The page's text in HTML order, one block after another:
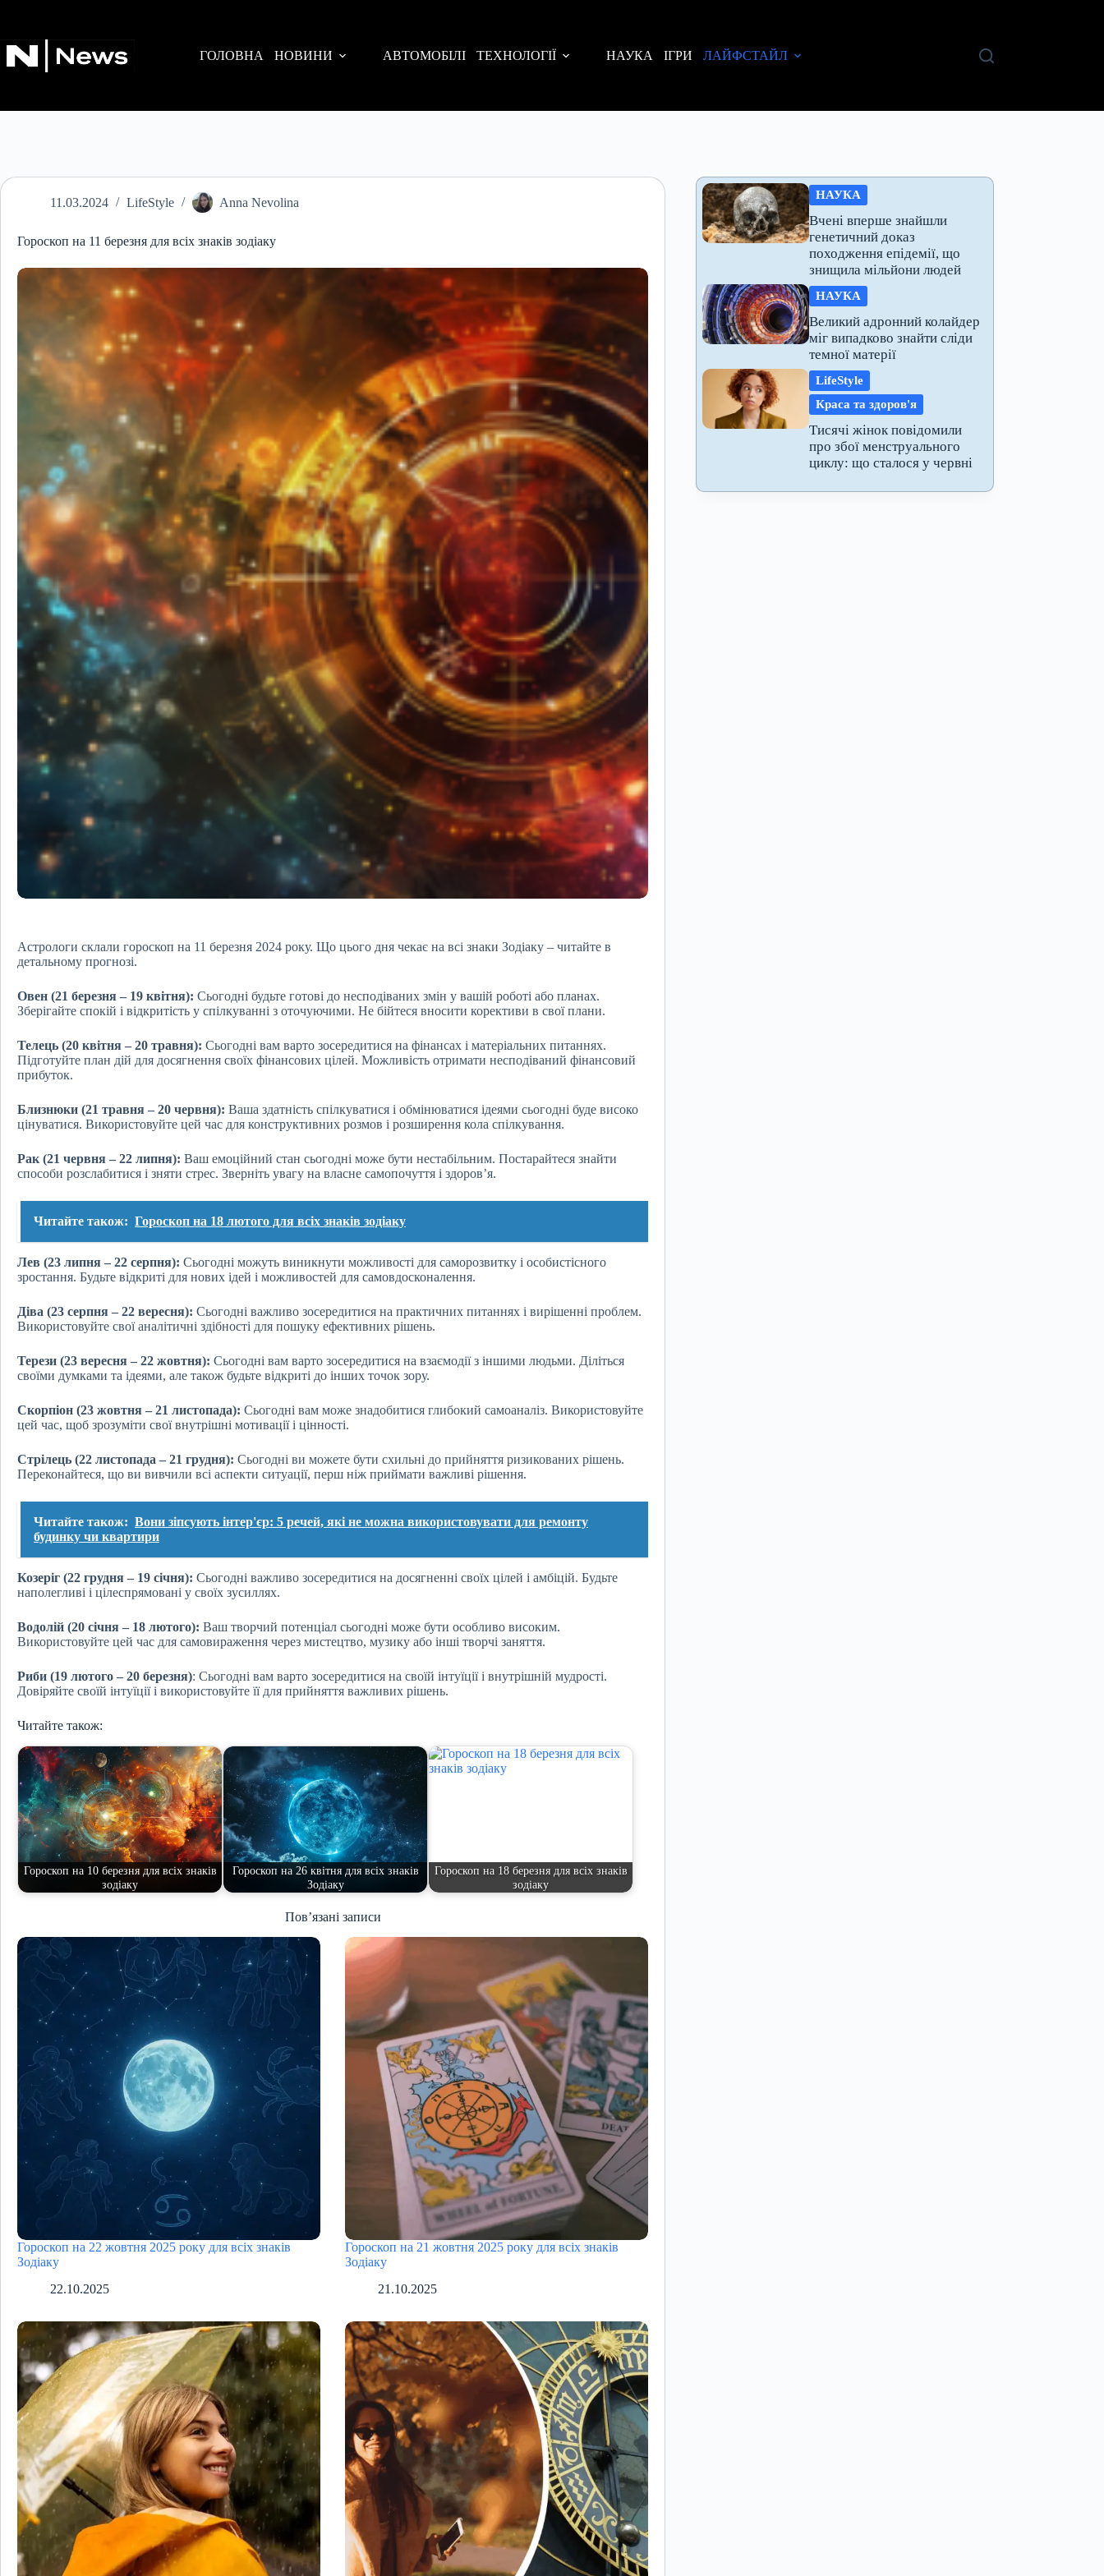
ГОЛОВНА
НОВИНИ АВТОМОБІЛІ ТЕХНОЛОГІЇ НАУКА ІГРИ ЛАЙФСТАЙЛ
11.03.2024 LifeStyle Anna Nevolina
Гороскоп на 11 березня для всіх знаків зодіаку
Астрологи склали гороскоп на 11 березня 2024 року. Що цього дня чекає на всі знаки Зодіаку – читайте в
детальному прогнозі.
Овен (21 березня – 19 квітня): Сьогодні будьте готові до несподіваних змін у вашій роботі або планах.
Зберігайте спокій і відкритість у спілкуванні з оточуючими. Не бійтеся вносити корективи в свої плани.
Телець (20 квітня – 20 травня): Сьогодні вам варто зосередитися на фінансах і матеріальних питаннях.
Підготуйте план дій для досягнення своїх фінансових цілей. Можливість отримати несподіваний фінансовий
прибуток.
Близнюки (21 травня – 20 червня): Ваша здатність спілкуватися і обмінюватися ідеями сьогодні буде високо
цінуватися. Використовуйте цей час для конструктивних розмов і розширення кола спілкування.
Рак (21 червня – 22 липня): Ваш емоційний стан сьогодні може бути нестабільним. Постарайтеся знайти
способи розслабитися і зняти стрес. Зверніть увагу на власне самопочуття і здоров’я.
Читайте також: Гороскоп на 18 лютого для всіх знаків зодіаку
Лев (23 липня – 22 серпня): Сьогодні можуть виникнути можливості для саморозвитку і особистісного
зростання. Будьте відкриті для нових ідей і можливостей для самовдосконалення.
Діва (23 серпня – 22 вересня): Сьогодні важливо зосередитися на практичних питаннях і вирішенні проблем.
Використовуйте свої аналітичні здібності для пошуку ефективних рішень.
Терези (23 вересня – 22 жовтня): Сьогодні вам варто зосередитися на взаємодії з іншими людьми. Діліться
своїми думками та ідеями, але також будьте відкриті до інших точок зору.
Скорпіон (23 жовтня – 21 листопада): Сьогодні вам може знадобитися глибокий самоаналіз. Використовуйте
цей час, щоб зрозуміти свої внутрішні мотивації і цінності.
Стрілець (22 листопада – 21 грудня): Сьогодні ви можете бути схильні до прийняття ризикованих рішень.
Переконайтеся, що ви вивчили всі аспекти ситуації, перш ніж приймати важливі рішення.
Читайте також: Вони зіпсують інтер'єр: 5 речей, які не можна використовувати для ремонту
будинку чи квартири
Козеріг (22 грудня – 19 січня): Сьогодні важливо зосередитися на досягненні своїх цілей і амбіцій. Будьте
наполегливі і цілеспрямовані у своїх зусиллях.
Водолій (20 січня – 18 лютого): Ваш творчий потенціал сьогодні може бути особливо високим.
Використовуйте цей час для самовираження через мистецтво, музику або інші творчі заняття.
Риби (19 лютого – 20 березня): Сьогодні вам варто зосередитися на своїй інтуїції і внутрішній мудрості.
Довіряйте своїй інтуїції і використовуйте її для прийняття важливих рішень.
Читайте також:
Гороскоп на 10 березня для всіх знаків
зодіаку
Гороскоп на 26 квітня для всіх знаків
Зодіаку
Гороскоп на 18 березня для всіх знаків
зодіаку
Пов’язані записи
Гороскоп на 22 жовтня 2025 року для всіх знаків
Зодіаку
22.10.2025
Гороскоп на 21 жовтня 2025 року для всіх знаків
Зодіаку
21.10.2025
НАУКА
Вчені вперше знайшли
генетичний доказ
походження епідемії, що
знищила мільйони людей
НАУКА
Великий адронний колайдер
міг випадково знайти сліди
темної матерії
LifeStyle
Краса та здоров'я
Тисячі жінок повідомили
про збої менструального
циклу: що сталося у червні